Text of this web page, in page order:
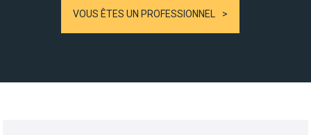
VOUS ÊTES UN PROFESSIONNEL